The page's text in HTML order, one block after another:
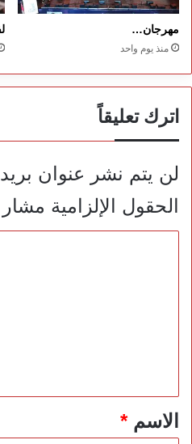
مهرجان…
منذ يوم واحد
اترك تعليقاً
لن يتم نشر عنوان
الحقول الإلزامية مشار
*الاسم*